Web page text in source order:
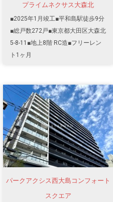
プライムネクサス大森北
■2025年1月竣工■平和島駅徒歩9分
■総戸数272戸■東京都大田区大森北
5-8-11■地上8階 RC造■フリーレン
ト1ヶ月
パークアクシス西大島コンフォート
スクエア